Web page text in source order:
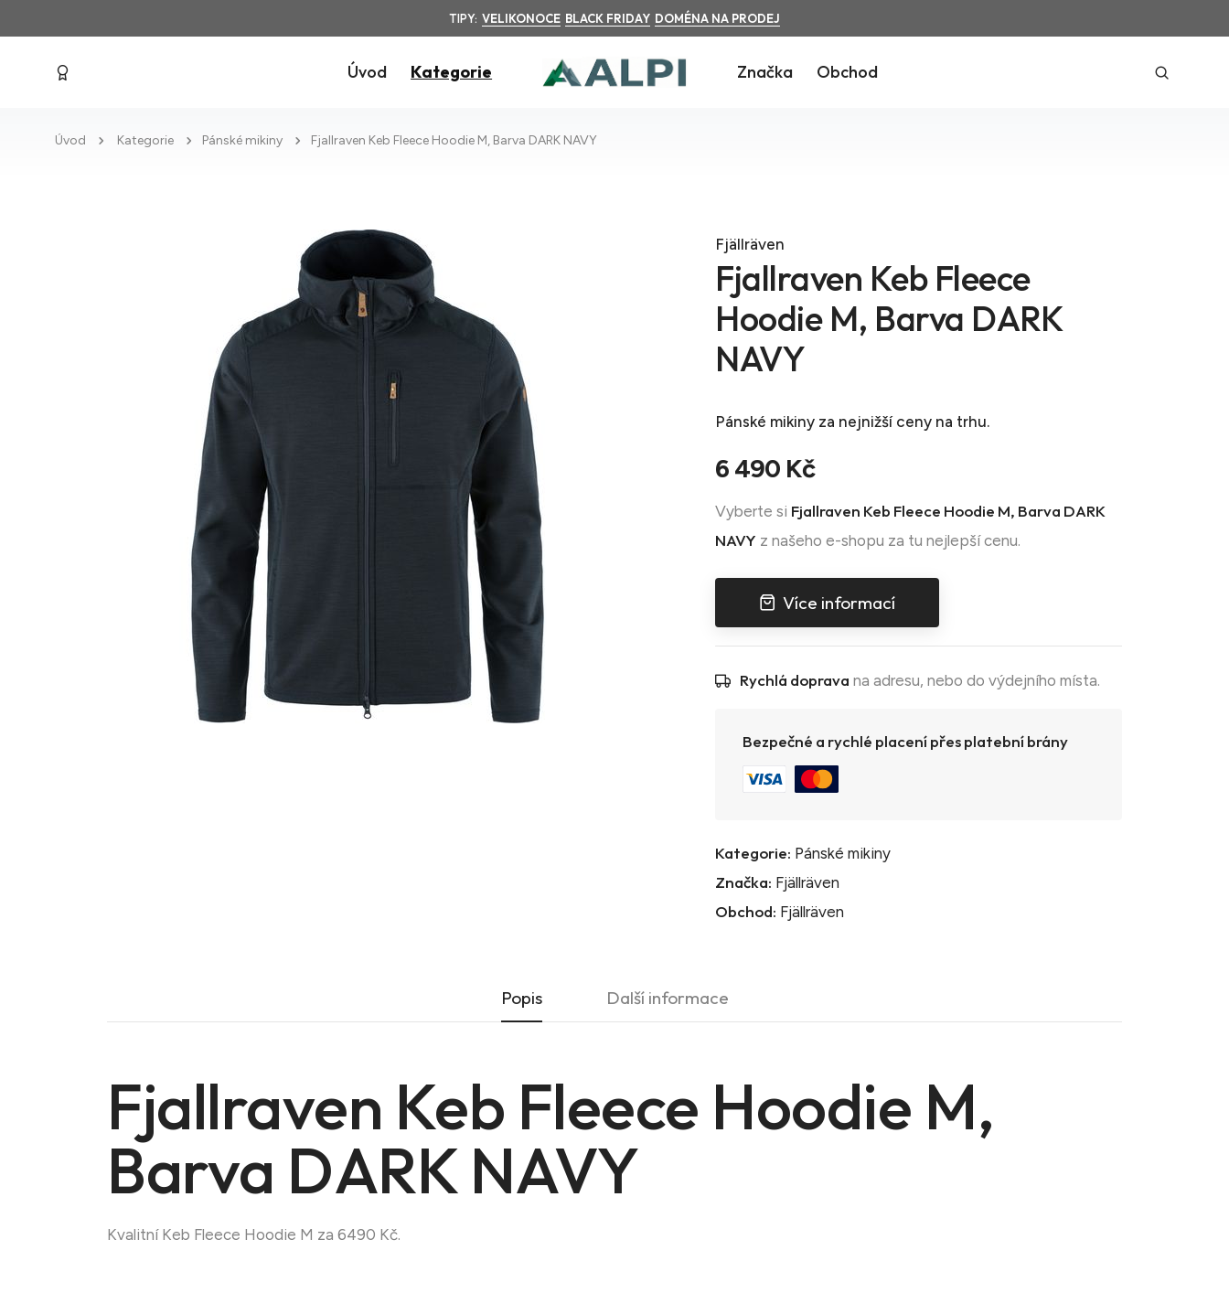
TIPY: VELIKONOCE BLACK FRIDAY DOMÉNA NA PRODEJ
Úvod Kategorie Značka Obchod
Úvod Kategorie Pánské mikiny Fjallraven Keb Fleece Hoodie M, Barva DARK NAVY
Fjällräven
Fjallraven Keb Fleece
Hoodie M, Barva DARK
NAVY
Pánské mikiny za nejnižší ceny na trhu.
6 490 Kč
Vyberte si Fjallraven Keb Fleece Hoodie M, Barva DARK
NAVY z našeho e-shopu za tu nejlepší cenu.
Více informací
Rychlá doprava na adresu, nebo do výdejního místa.
Bezpečné a rychlé placení přes platební brány
Kategorie: Pánské mikiny
Značka: Fjällräven
Obchod: Fjällräven
Popis Další informace
Fjallraven Keb Fleece Hoodie M,
Barva DARK NAVY
Kvalitní Keb Fleece Hoodie M za 6490 Kč.